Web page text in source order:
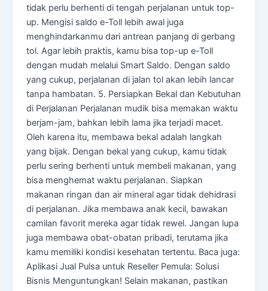
tidak perlu berhenti di tengah perjalanan untuk top-
up. Mengisi saldo e-Toll lebih awal juga
menghindarkanmu dari antrean panjang di gerbang
tol. Agar lebih praktis, kamu bisa top-up e-Toll
dengan mudah melalui Smart Saldo. Dengan saldo
yang cukup, perjalanan di jalan tol akan lebih lancar
tanpa hambatan. 5. Persiapkan Bekal dan Kebutuhan
di Perjalanan Perjalanan mudik bisa memakan waktu
berjam-jam, bahkan lebih lama jika terjadi macet.
Oleh karena itu, membawa bekal adalah langkah
yang bijak. Dengan bekal yang cukup, kamu tidak
perlu sering berhenti untuk membeli makanan, yang
bisa menghemat waktu perjalanan. Siapkan
makanan ringan dan air mineral agar tidak dehidrasi
di perjalanan. Jika membawa anak kecil, bawakan
camilan favorit mereka agar tidak rewel. Jangan lupa
juga membawa obat-obatan pribadi, terutama jika
kamu memiliki kondisi kesehatan tertentu. Baca juga:
Aplikasi Jual Pulsa untuk Reseller Pemula: Solusi
Bisnis Menguntungkan! Selain makanan, pastikan